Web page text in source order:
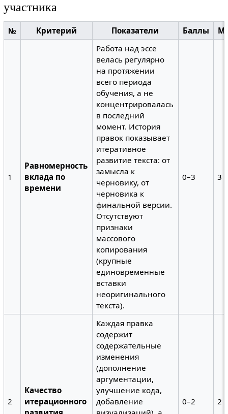
участника
№ Критерий Показатели Баллы
1
Равномерность
вклада по
времени
Работа над эссе
велась регулярно
на протяжении
всего периода
обучения, а не
концентрировалась
в последний
момент. История
правок показывает
итеративное
развитие текста: от
замысла к
черновику, от
черновика к
финальной версии.
Отсутствуют
признаки
массового
копирования
(крупные
единовременные
вставки
неоригинального
текста).
0–3 3
2
Качество
итерационного
Каждая правка
содержит
содержательные
изменения
(дополнение
аргументации,
улучшение кода,
добавление
0–2 2